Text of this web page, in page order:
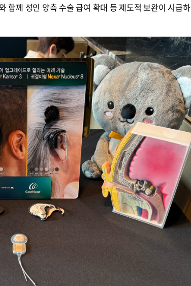
함께 성인 양측 수술 급여 확대 등 제도적 보완이 시급하